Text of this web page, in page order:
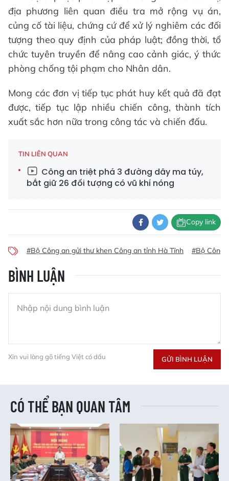
địa phương liên quan điều tra mở rộng vụ án,
củng cố tài liệu, chứng cứ để xử lý nghiêm các đối
tượng theo quy định của pháp luật; đồng thời, tổ
chức tuyên truyền để nâng cao cảnh giác, ý thức
phòng chống tội phạm cho Nhân dân.
Mong các đơn vị tiếp tục phát huy kết quả đã đạt
được, tiếp tục lập nhiều chiến công, thành tích
xuất sắc hơn nữa trong công tác và chiến đấu.
TIN LIÊN QUAN
Công an triệt phá 3 đường dây ma túy,
bắt giữ 26 đối tượng có vũ khí nóng
Copy link
#Bộ Công an gửi thư khen Công an tỉnh Hà Tĩnh #Bộ Công
BÌNH LUẬN
Xin vui lòng gõ tiếng Việt có dấu GỬI BÌNH LUẬN
CÓ THỂ BẠN QUAN TÂM